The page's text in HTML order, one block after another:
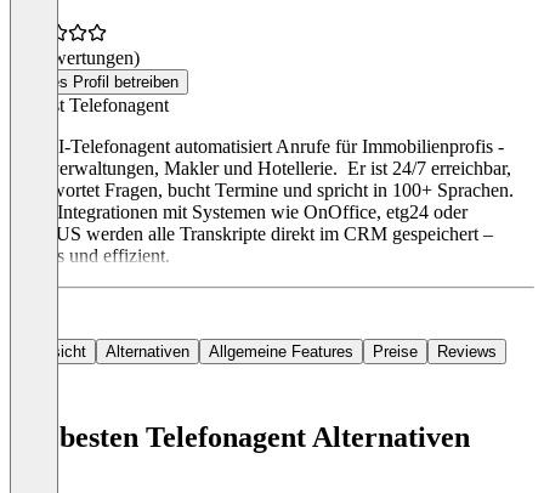
(0 Bewertungen)
Dieses Profil betreiben
Was ist Telefonagent
Der KI-Telefonagent automatisiert Anrufe für Immobilienprofis -
Hausverwaltungen, Makler und Hotellerie. Er ist 24/7 erreichbar,
beantwortet Fragen, bucht Termine und spricht in 100+ Sprachen.
Dank Integrationen mit Systemen wie OnOffice, etg24 oder
DOMUS werden alle Transkripte direkt im CRM gespeichert –
nahtlos und effizient.
Übersicht Alternativen Allgemeine Features Preise Reviews
Die besten Telefonagent Alternativen